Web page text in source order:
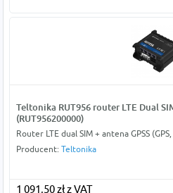
Teltonika RUT956 router LTE Dual
(RUT956200000)
Router LTE dual SIM + antena GPSS (GPS,
Producent: Teltonika
1 091,50 zł z VAT